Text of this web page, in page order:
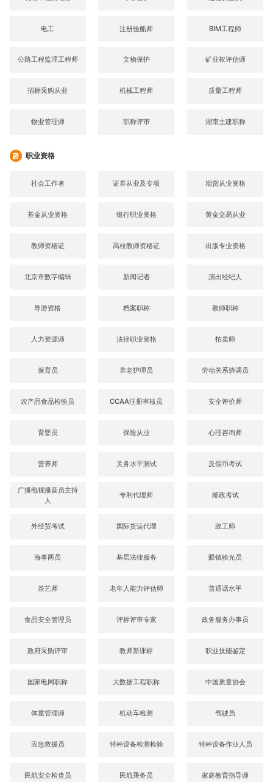
电工 注册验船师 BIM工程师
公路工程监理工程师 文物保护 矿业权评估师
招标采购从业 机械工程师 质量工程师
物业管理师 职称评审 湖南土建职称
职业资格
社会工作者 证券从业及专项 期货从业资格
基金从业资格 银行职业资格 黄金交易从业
教师资格证 高校教师资格证 出版专业资格
北京市数字编辑 新闻记者 演出经纪人
导游资格 档案职称 教师职称
人力资源师 法律职业资格 拍卖师
保育员 养老护理员 劳动关系协调员
农产品食品检验员 CCAA注册审核员 安全评价师
育婴员 保险从业 心理咨询师
营养师 关务水平测试 反假币考试
广播电视播音员主持
人
专利代理师 邮政考试
外经贸考试 国际货运代理 政工师
海事两员 基层法律服务 眼镜验光员
茶艺师 老年人能力评估师 普通话水平
食品安全管理员 评标评审专家 政务服务办事员
政府采购评审 教师新课标 职业技能鉴定
国家电网职称 大数据工程职称 中国质量协会
体重管理师 机动车检测 驾驶员
应急救援员 特种设备检测检验 特种设备作业人员
民航安全检查员 民航乘务员 家庭教育指导师